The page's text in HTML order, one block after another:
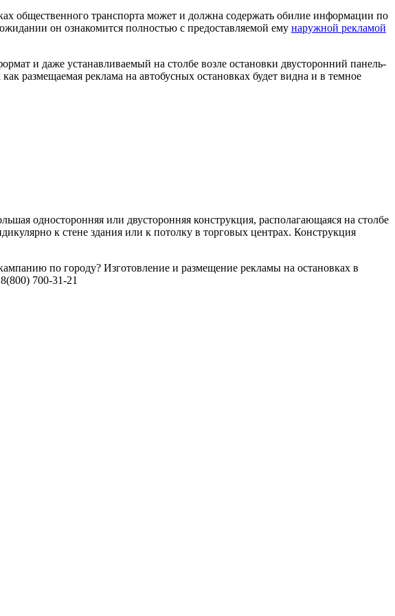
общественного транспорта может и должна содержать обилие информации по
он ознакомится полностью с предоставляемой ему наружной рекламой
и даже устанавливаемый на столбе возле остановки двусторонний панель-
размещаемая реклама на автобусных остановках будет видна и в темное
односторонняя или двусторонняя конструкция, располагающаяся на столбе
к стене здания или к потолку в торговых центрах. Конструкция
по городу? Изготовление и размещение рекламы на остановках в
700-31-21